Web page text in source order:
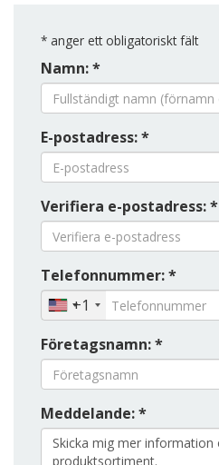
* anger ett obligatoriskt fält
Namn: *
E-postadress: *
Verifiera e-postadress: *
Telefonnummer: *
+1
Företagsnamn: *
Meddelande: *